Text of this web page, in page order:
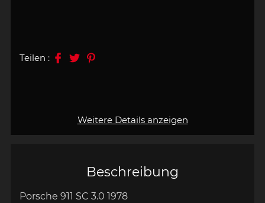
Beschreibung
Porsche 911 SC 3.0 1978
Weitere Details anzeigen
Teilen :